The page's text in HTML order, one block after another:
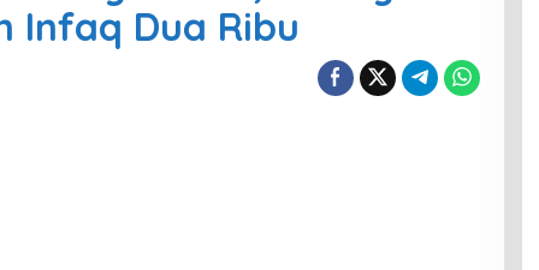
Infaq Dua Ribu